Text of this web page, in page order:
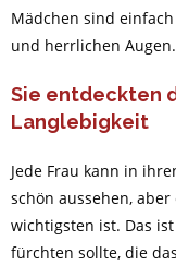
Mädchen sind
und herrlichen Augen.
Sie entdeckten
Langlebigkeit
Jede Frau kann in
schön aussehen,
wichtigsten ist. Das
fürchten sollte, die